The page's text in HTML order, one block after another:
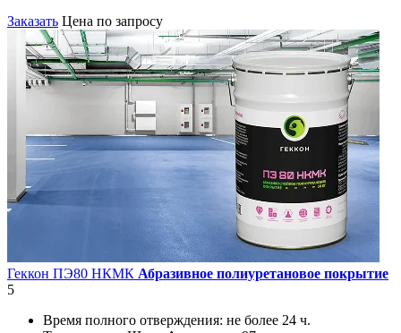
Заказать Цена по запросу
Геккон ПЭ80 НКМК Абразивное полиуретановое покрытие
5
Время полного отверждения: не более 24 ч.